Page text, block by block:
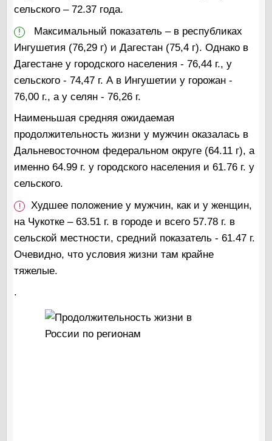
сельского – 72.37 года.
!
Максимальный показатель – в республиках
Ингушетия (76,29 г) и Дагестан (75,4 г). Однако в
Дагестане у городского населения - 76,44 г., у
сельского - 74,47 г. А в Ингушетии у горожан -
76,00 г., а у селян - 76,26 г.
Наименьшая средняя ожидаемая
продолжительность жизни у мужчин оказалась в
Дальневосточном федеральном округе (64.11 г), а
именно 64.99 г. у городского населения и 61.76 г. у
сельского.
!
Худшее положение у мужчин, как и у женщин,
на Чукотке – 63.51 г. в городе и всего 57.78 г. в
сельской местности, средний показатель - 61.47 г.
Очевидно, что условия жизни там крайне
тяжелые.
.